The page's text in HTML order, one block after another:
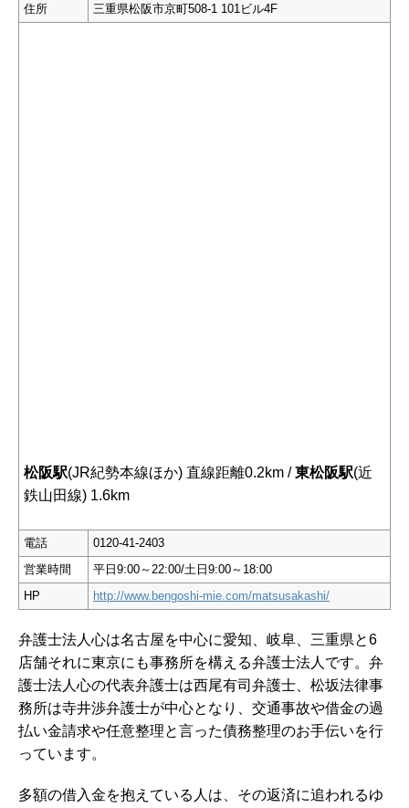
住所
三重県松阪市京町508-1 101ビル4F
松阪駅(JR紀勢本線ほか) 直線距離0.2km /東松阪駅(近
鉄山田線) 1.6km
電話
0120-41-2403
営業時間
平日9:00～22:00/土日9:00～18:00
HP
http://www.bengoshi-mie.com/matsusakashi/
弁護士法人心は名古屋を中心に愛知、岐阜、三重県と6
店舗それに東京にも事務所を構える弁護士法人です。弁
護士法人心の代表弁護士は西尾有司弁護士、松坂法律事
務所は寺井渉弁護士が中心となり、交通事故や借金の過
払い金請求や任意整理と言った債務整理のお手伝いを行
っています。
多額の借入金を抱えている人は、その返済に追われるゆ